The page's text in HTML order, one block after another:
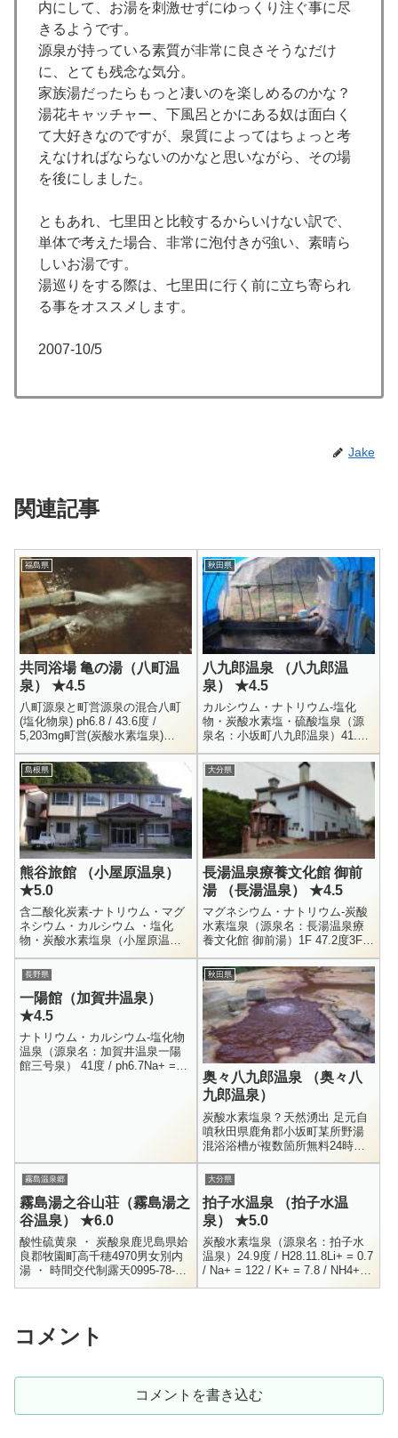
内にして、お湯を刺激せずにゆっくり注ぐ事に尽
きるようです。
源泉が持っている素質が非常に良さそうなだけ
に、とても残念な気分。
家族湯だったらもっと凄いのを楽しめるのかな？
湯花キャッチャー、下風呂とかにある奴は面白く
て大好きなのですが、泉質によってはちょっと考
えなければならないのかなと思いながら、その場
を後にしました。
ともあれ、七里田と比較するからいけない訳で、
単体で考えた場合、非常に泡付きが強い、素晴ら
しいお湯です。
湯巡りをする際は、七里田に行く前に立ち寄られ
る事をオススメします。
2007-10/5
Jake
関連記事
福島県
共同浴場 亀の湯（八町温
泉） ★4.5
八町源泉と町営源泉の混合八町
(塩化物泉) ph6.8 / 43.6度 /
5,203mg町営(炭酸水素塩泉)
ph6.5 / 45.2度 / 3,699mg福島県
大沼郡金山町大字玉...
秋田県
八九郎温泉 （八九郎温
泉） ★4.5
カルシウム・ナトリウム-塩化
物・炭酸水素塩・硫酸塩泉（源
泉名：小坂町八九郎温泉）41.6
度 / pH6.4 / H20.1.21Li+ = 1.2 /
Na+ = 555.9 / ...
島根県
熊谷旅館 （小屋原温泉）
★5.0
含二酸化炭素-ナトリウム・マグ
ネシウム・カルシウム ・塩化
物・炭酸水素塩泉（小屋原温
泉） 37.6度 / S55.2.4Na+ = 1500
/ K+ = 130 / Ca++ =...
大分県
長湯温泉療養文化館 御前
湯 （長湯温泉） ★4.5
マグネシウム・ナトリウム-炭酸
水素塩泉（源泉名：長湯温泉療
養文化館 御前湯）1F 47.2度3F
48.1度1・3F 29.9度大分県竹田市
直入町長湯7962-10974-64-...
長野県
一陽館（加賀井温泉）
★4.5
ナトリウム・カルシウム-塩化物
温泉（源泉名：加賀井温泉一陽
館三号泉） 41度 / ph6.7Na+ =
秋田県
奥々八九郎温泉 （奥々八
九郎温泉）
炭酸水素塩泉？天然湧出 足元自
噴秋田県鹿角郡小坂町某所野湯
混浴浴槽が複数箇所無料24時間
秋田県の山中に湧く、余りにも
有名な野湯です。その存在を知
ってから、常々行きたいと思っ
ていた...
霧島温泉郷
霧島湯之谷山荘（霧島湯之
谷温泉） ★6.0
酸性硫黄泉 ・ 炭酸泉鹿児島県姶
良郡牧園町高千穂4970男女別内
湯 ・ 時間交代制露天0995-78-
2852日帰り・500円2004年の10
大分県
拍子水温泉 （拍子水温
泉） ★5.0
炭酸水素塩泉（源泉名：拍子水
温泉）24.9度 / H28.11.8Li+ = 0.7
/ Na+ = 122 / K+ = 7.8 / NH4+ =
0.3 / Mg+ = 225...
コメント
コメントを書き込む